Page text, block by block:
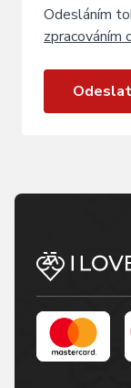
Odesláním
zpracováním